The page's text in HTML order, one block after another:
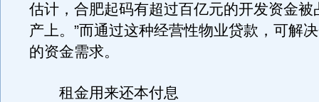
估计，合肥起码有超过百亿元的开发资金被
产上。”而通过这种经营性物业贷款，可解
的资金需求。
租金用来还本付息